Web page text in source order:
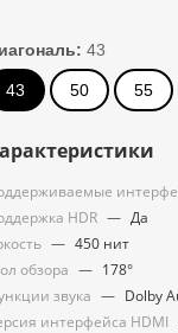
43
43 50 55
HDR — Да
— 450 нит
обзора — 178°
звука — Dolby
интерфейса HDMI